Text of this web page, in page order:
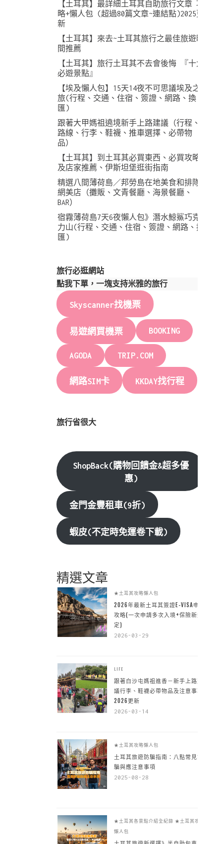
【土耳其】最詳細土耳其自助旅行文章 攻
略+懶人包 (超過80篇文章~連結點)2025更
新
【土耳其】來去~土耳其旅行之最佳旅遊時
間推薦
【土耳其】旅行土耳其不去會後悔 『十大
必遊景點』
【埃及懶人包】15天14夜不可思議埃及之
旅(行程、交通、住宿、簽證、網路、換
匯)
跟著大甲媽祖遶境新手上路建議（行程、
路線、行李、鞋襪、推車選擇、必帶物
品）
【土耳其】到土耳其必買東西、必買攻略
及店家推薦、伊斯坦堡逛街指南
精選八間薄荷島／邦勞島在地美食和排隊
網美店（攤販、文青餐廳、海景餐廳、
BAR）
宿霧薄荷島7天6夜懶人包》潛水鯨鯊巧克
力山(行程、交通、住宿、簽證、網路、換
匯)
旅行必逛網站
點我下單，一塊支持米雅的旅行
Skyscanner找機票
易遊網買機票 BOOKING
AGODA TRIP.COM
網路SIM卡 KKDAY找行程
旅行省很大
ShopBack(購物回饋金&超多優
惠)
金門金豐租車(9折)
蝦皮(不定時免運卷下載)
精選文章
★土耳其攻略懶人包
2026年最新土耳其簽證E-VISA申請
攻略(一次申請多次入境+保險新規
定)
2026-03-29
LIFE
跟著白沙屯媽祖進香－新手上路建
議行李、鞋襪必帶物品及注意事項
2026更新
2026-03-14
★土耳其攻略懶人包
土耳其旅遊防騙指南：八點常見詐
騙與應注意事項
2025-08-28
★土耳其各景點介紹全紀錄 ★土耳其攻略
懶人包